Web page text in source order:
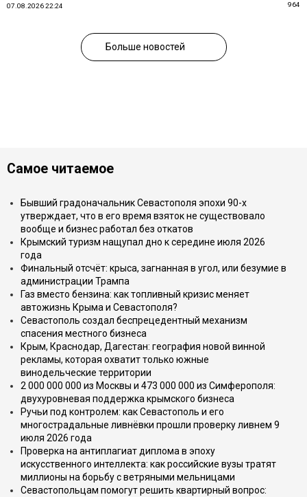
07.08.2026 22:24 964
Больше новостей
Самое читаемое
Бывший градоначальник Севастополя эпохи 90-х
утверждает, что в его время взяток не существовало
вообще и бизнес работал без откатов
Крымский туризм нащупал дно к середине июля 2026
года
Финальный отсчёт: крыса, загнанная в угол, или безумие в
администрации Трампа
Газ вместо бензина: как топливный кризис меняет
автожизнь Крыма и Севастополя?
Севастополь создал беспрецедентный механизм
спасения местного бизнеса
Крым, Краснодар, Дагестан: география новой винной
рекламы, которая охватит только южные
винодельческие территории
2 000 000 000 из Москвы и 473 000 000 из Симферополя:
двухуровневая поддержка крымского бизнеса
Ручьи под контролем: как Севастополь и его
многострадальные ливнёвки прошли проверку ливнем 9
июля 2026 года
Проверка на антиплагиат диплома в эпоху
искусственного интеллекта: как российские вузы тратят
миллионы на борьбу с ветряными мельницами
Севастопольцам помогут решить квартирный вопрос: